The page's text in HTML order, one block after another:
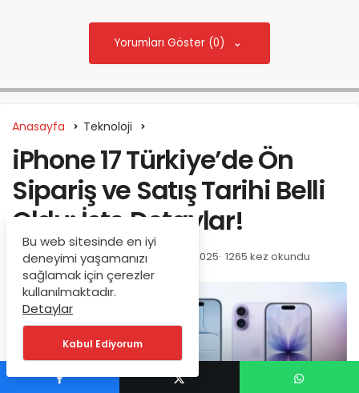
Yorumları Göster (0)
Anasayfa Teknoloji
iPhone 17 Türkiye’de Ön
Sipariş ve Satış Tarihi Belli
Oldu: İşte Detaylar!
BirTekno tarafından 11/09/2025 1265 kez okundu
Bu web sitesinde en iyi
deneyimi yaşamanızı
sağlamak için çerezler
kullanılmaktadır.
Detaylar
Kabul Ediyorum